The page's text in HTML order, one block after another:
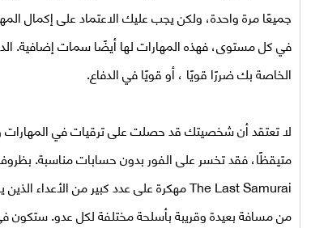
جميعًا مرة واحدة، ولكن يجب عليك الاعتماد على إكمال
الخاصة بك ضررًا قويًا ، أو قويًا في الدفاع.
لا تعتقد أن شخصيتك قد حصلت على ترقيات في المهارات
متيقظًا، فقد تخسر على الفور بدون حسابات مناسبة.
The Last Samurai مهكرة
على عدد كبير من الأعداء
من مسافة بعيدة وقريبة بأسلحة مختلفة لكل عدو.